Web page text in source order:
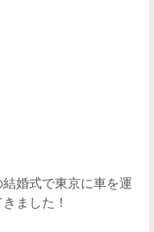
婚式で東京に車を運
ました！